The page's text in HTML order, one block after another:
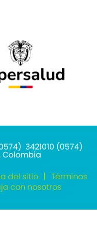
3421010 (0574)
Colombia
del sitio
Términos
con nosotros